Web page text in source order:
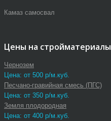
Камаз самосвал
Цены на стройматериалы
Чернозем
Цена: от 500 р/м.куб.
Песчано-гравийная смесь (ПГС)
Цена: от 350 р/м.куб.
Земля плодородная
Цена: от 400 р/м.куб.